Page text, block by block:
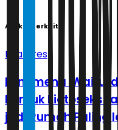
Artikel Terkait
Features
Fenomena 'Waifu'
Bentuk
jadi Rumah Paling